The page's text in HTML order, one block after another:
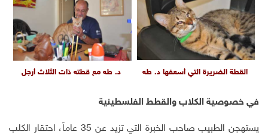
القطة الضريرة التي أسعفها د. طه د. طه مع قطته ذات الثلاث أرجل
في خصوصية الكلاب والقطط الفلسطينية
يستهجن الطبيب صاحب الخبرة التي تزيد عن 35 عاماً، احتقار الكلب